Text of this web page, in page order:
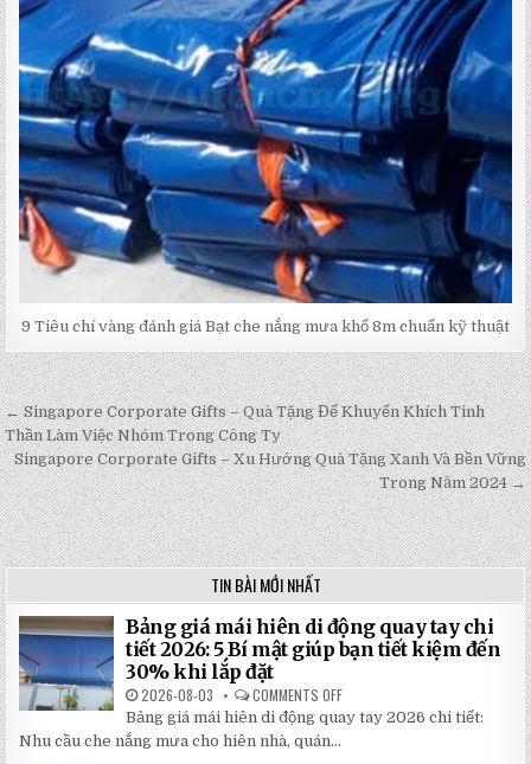
9 Tiêu chí vàng đánh giá Bạt che nắng mưa khổ 8m chuẩn kỹ thuật
Post
navigation
← Singapore Corporate Gifts – Quà Tặng Để Khuyến Khích Tinh
Thần Làm Việc Nhóm Trong Công Ty
Singapore Corporate Gifts – Xu Hướng Quà Tặng Xanh Và Bền Vững
Trong Năm 2024 →
TIN BÀI MỚI NHẤT
Bảng giá mái hiên di động quay tay chi
tiết 2026: 5 Bí mật giúp bạn tiết kiệm đến
30% khi lắp đặt
2026-08-03 COMMENTS OFF
BẢNG
GIÁ
Bảng giá mái hiên di động quay tay 2026 chi tiết:
Nhu cầu che nắng mưa cho hiên nhà, quán...